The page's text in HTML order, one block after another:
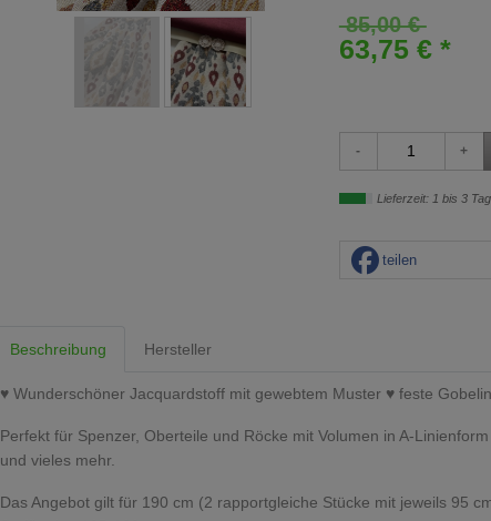
85,00 €
63,75 € *
Lieferzeit: 1 bis 3
teilen
Beschreibung Hersteller
♥ Wunderschöner Jacquardstoff mit gewebtem Muster ♥ feste
Perfekt für Spenzer, Oberteile und Röcke mit Volumen in A-Linienform
und vieles mehr.
Das Angebot gilt für 190 cm (2 rapportgleiche Stücke mit jeweils 95